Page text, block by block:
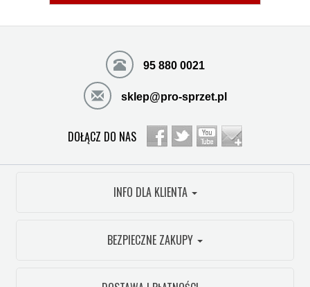
95 880 0021
sklep@pro-sprzet.pl
DOŁĄCZ DO NAS
INFO DLA KLIENTA
BEZPIECZNE ZAKUPY